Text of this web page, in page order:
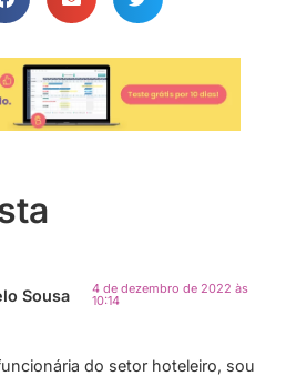
Sousa
4 de dezembro de 2022 às
10:14
do setor hoteleiro, sou